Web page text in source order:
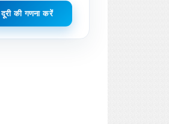
दूरी की गणना करें